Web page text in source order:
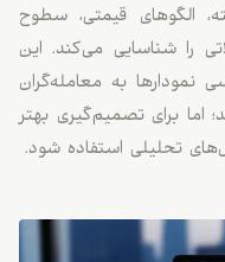
الگوهای قیمتی، سطوح
را شناسایی می‌کند. این
نمودارها به معامله‌گران
اما برای تصمیم‌گیری بهتر
تحلیلی استفاده شود.